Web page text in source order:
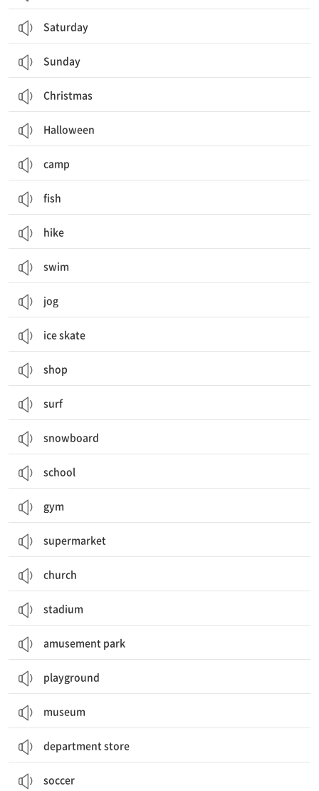
Saturday
Sunday
Christmas
Halloween
camp
fish
hike
swim
jog
ice skate
shop
surf
snowboard
school
gym
supermarket
church
stadium
amusement park
playground
museum
department store
soccer